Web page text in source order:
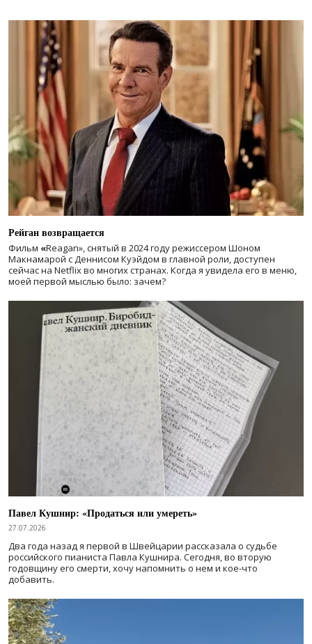
Рейган возвращается
Фильм «Reagan», снятый в 2024 годурежиссером Шоном
Макнамарой с Деннисом Куэйдом в главной роли, доступен
сейчас на Netflix во многих странах. Когда я увидела его в меню,
моей первой мыслью было: зачем?
Павел Кушнир: «Продаться или умереть»
27.07.2026
Два года назад я первой в Швейцарии рассказала о судьбе
российского пианиста Павла Кушнира. Сегодня, во вторую
годовщину его смерти, хочу напомнить о нем и кое-что
добавить.